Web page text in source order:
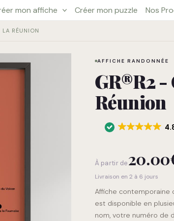
mon affiche Créer mon puzzle Nos
LA RÉUNION
AFFICHE RANDONNÉE
GR®R2 -
Réunion
À partir de20.00
Livraison en 2 à 6 jours
Affiche contemporaine
est disponible en
nom, votre numéro de
-
Grande
Traversée
de
la
Réunion